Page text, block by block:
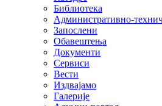
Библиотека
Административно-
Запослени
Обавештења
Документи
Сервиси
Вести
Издвајамо
Галерије